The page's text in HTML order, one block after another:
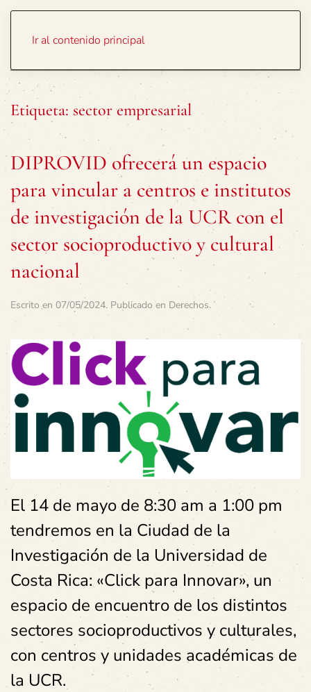
Ir al contenido principal
Etiqueta: sector empresarial
DIPROVID ofrecerá un espacio
para vincular a centros e institutos
de investigación de la UCR con el
sector socioproductivo y cultural
nacional
Escrito en 07/05/2024. Publicado en Derechos.
El 14 de mayo de 8:30 am a 1:00 pm
tendremos en la Ciudad de la
Investigación de la Universidad de
Costa Rica: «Click para Innovar», un
espacio de encuentro de los distintos
sectores socioproductivos y culturales,
con centros y unidades académicas de
la UCR.